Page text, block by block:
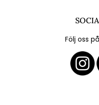
Följ oss